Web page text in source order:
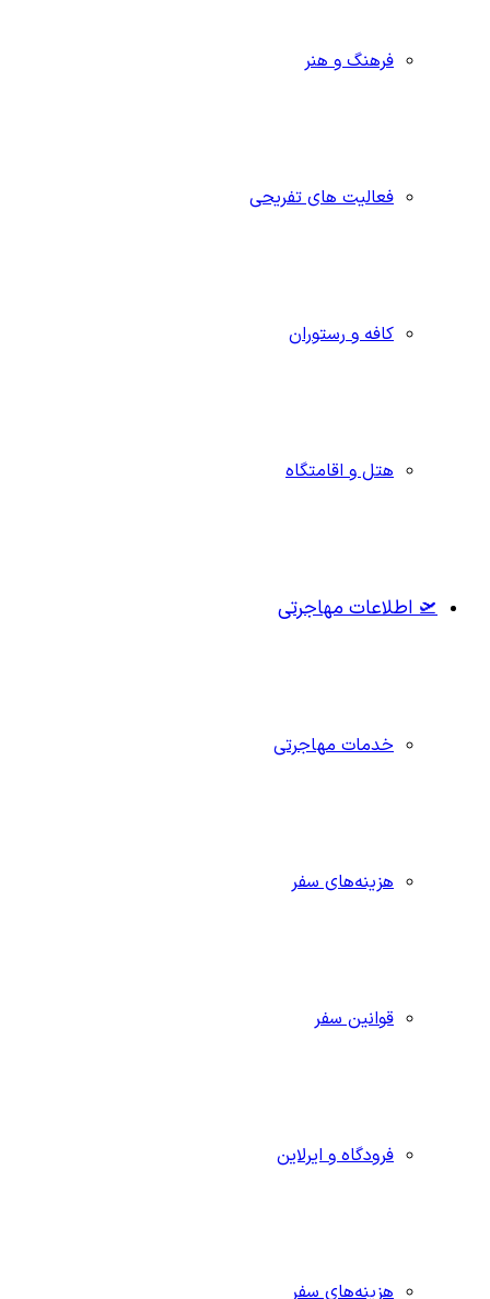
فرهنگ و هنر
فعالیت های تفریحی
کافه و رستوران
هتل و اقامتگاه
🛫 اطلاعات مهاجرتی
خدمات مهاجرتی
هزینه‌های سفر
قوانین سفر
فرودگاه و ایرلاین
هزینه‌های سفر